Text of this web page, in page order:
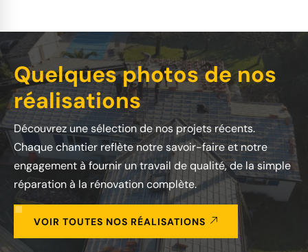
Quelques photos de nos
réalisations
Découvrez une sélection de nos projets récents.
Chaque chantier reflète notre savoir-faire et notre
engagement à fournir un travail de qualité, de la simple
réparation à la rénovation complète.
VOIR TOUTES NOS RÉALISATIONS